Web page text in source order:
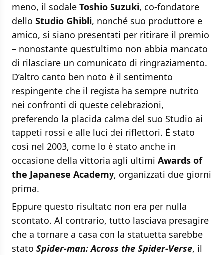
meno, il sodale Toshio Suzuki, co-fondatore
dello Studio Ghibli, nonché suo produttore e
amico, si siano presentati per ritirare il premio
– nonostante quest’ultimo non abbia mancato
di rilasciare un comunicato di ringraziamento.
D’altro canto ben noto è il sentimento
respingente che il regista ha sempre nutrito
nei confronti di queste celebrazioni,
preferendo la placida calma del suo Studio ai
tappeti rossi e alle luci dei riflettori. È stato
così nel 2003, come lo è stato anche in
occasione della vittoria agli ultimi Awards of
the Japanese Academy, organizzati due giorni
prima.
Eppure questo risultato non era per nulla
scontato. Al contrario, tutto lasciava presagire
che a tornare a casa con la statuetta sarebbe
stato Spider-man: Across the Spider-Verse, il